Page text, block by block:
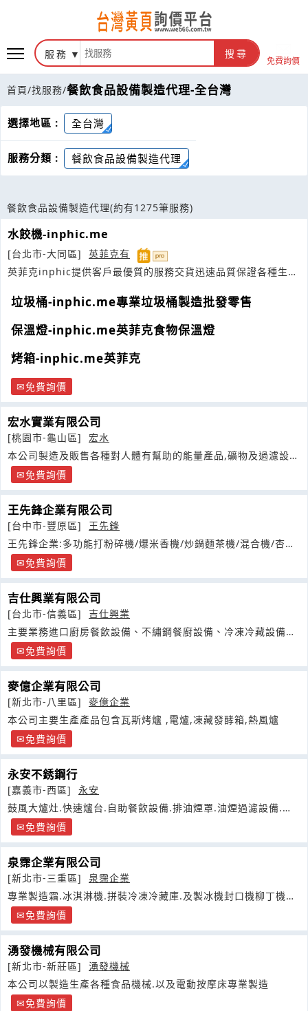
服務 搜尋
免費詢價
首頁/找服務/餐飲食品設備製造代理-全台灣
選擇地區 : 全台灣
服務分類 : 餐飲食品設備製造代理
餐飲食品設備製造代理(約有1275筆服務)
水餃機-inphic.me
[台北市-大同區]
英菲克有
英菲克inphic提供客戶最優質的服務交貨迅速品質保證各種生產
垃圾桶-inphic.me專業垃圾桶製造批發零售
保溫燈-inphic.me英菲克食物保溫燈
烤箱-inphic.me英菲克
免費詢價
宏水實業有限公司
[桃園市-龜山區]
宏水
本公司製造及販售各種對人體有幫助的能量產品,礦物及過濾設
備.想要健康
免費詢價
王先鋒企業有限公司
[台中市-豐原區]
王先鋒
王先鋒企業:多功能打粉碎機/爆米香機/炒鍋麵茶機/混合機/杏仁
芝麻機免費詢價
吉仕興業有限公司
[台北市-信義區]
吉仕興業
主要業務進口廚房餐飲設備、不繡鋼餐廚設備、冷凍冷藏設備以
及工程安裝
免費詢價
麥億企業有限公司
[新北市-八里區]
麥億企業
本公司主要生產產品包含瓦斯烤爐 ,電爐,凍藏發酵箱,熱風爐
免費詢價
永安不銹鋼行
[嘉義市-西區]
永安
鼓風大爐灶.快速爐台.自助餐飲設備.排油煙罩.油煙過濾設備.排
油煙管設計施工
免費詢價
泉霈企業有限公司
[新北市-三重區]
泉霈企業
專業製造霜.冰淇淋機.拼裝冷凍冷藏庫.及製冰機封口機柳丁機各
式餐飲設備中古
免費詢價
湧發機械有限公司
[新北市-新莊區]
湧發機械
本公司以製造生產各種食品機械.以及電動按摩床專業製造
免費詢價